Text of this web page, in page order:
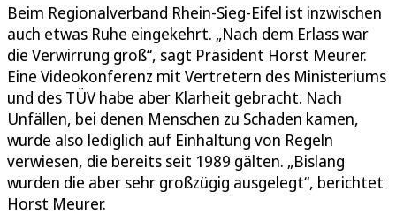
Beim Regionalverband Rhein-Sieg-Eifel ist inzwischen
auch etwas Ruhe eingekehrt. „Nach dem Erlass war
die Verwirrung groß“, sagt Präsident Horst Meurer.
Eine Videokonferenz mit Vertretern des Ministeriums
und des TÜV habe aber Klarheit gebracht. Nach
Unfällen, bei denen Menschen zu Schaden kamen,
wurde also lediglich auf Einhaltung von Regeln
verwiesen, die bereits seit 1989 gälten. „Bislang
wurden die aber sehr großzügig ausgelegt“, berichtet
Horst Meurer.